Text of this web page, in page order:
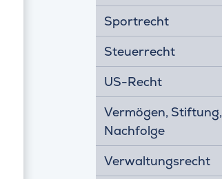
Sportrecht
Steuerrecht
US-Recht
Vermögen, Stiftung,
Nachfolge
Verwaltungsrecht